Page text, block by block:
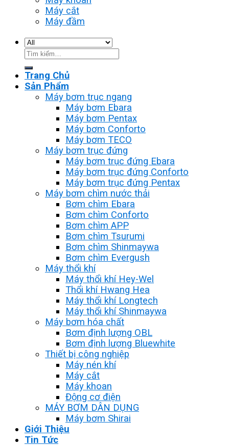
Máy cắt
Máy đầm
Tìm
kiếm:
Trang Chủ
Sản Phẩm
Máy bơm trục ngang
Máy bơm Ebara
Máy bơm Pentax
Máy bơm Conforto
Máy bơm TECO
Máy bơm trục đứng
Máy bơm trục đứng Ebara
Máy bơm trục đứng Conforto
Máy bơm trục đứng Pentax
Máy bơm chìm nước thải
Bơm chìm Ebara
Bơm chìm Conforto
Bơm chìm APP
Bơm chìm Tsurumi
Bơm chìm Shinmaywa
Bơm chìm Evergush
Máy thổi khí
Máy thổi khí Hey-Wel
Thổi khí Hwang Hea
Máy thổi khí Longtech
Máy thổi khí Shinmaywa
Máy bơm hóa chất
Bơm định lượng OBL
Bơm định lượng Bluewhite
Thiết bị công nghiệp
Máy nén khí
Máy cắt
Máy khoan
Động cơ điện
MÁY BƠM DÂN DỤNG
Máy bơm Shirai
Giới Thiệu
Tin Tức